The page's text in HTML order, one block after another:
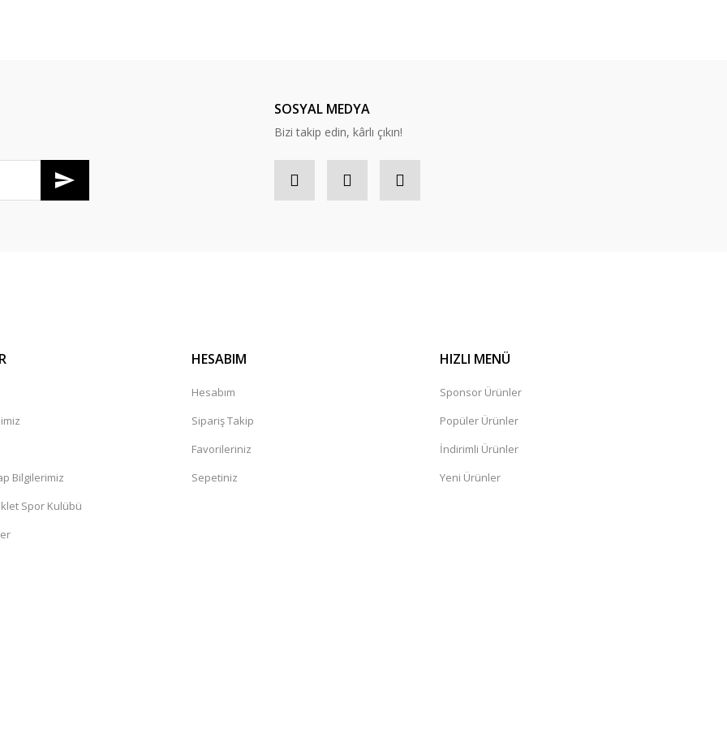
SOSYAL MEDYA
Bizi takip edin, kârlı çıkın!
Bilgilerimiz
Spor Kulübü
HESABIM
Hesabım
Sipariş Takip
Favorileriniz
Sepetiniz
HIZLI MENÜ
Sponsor Ürünler
Popüler Ürünler
İndirimli Ürünler
Yeni Ürünler